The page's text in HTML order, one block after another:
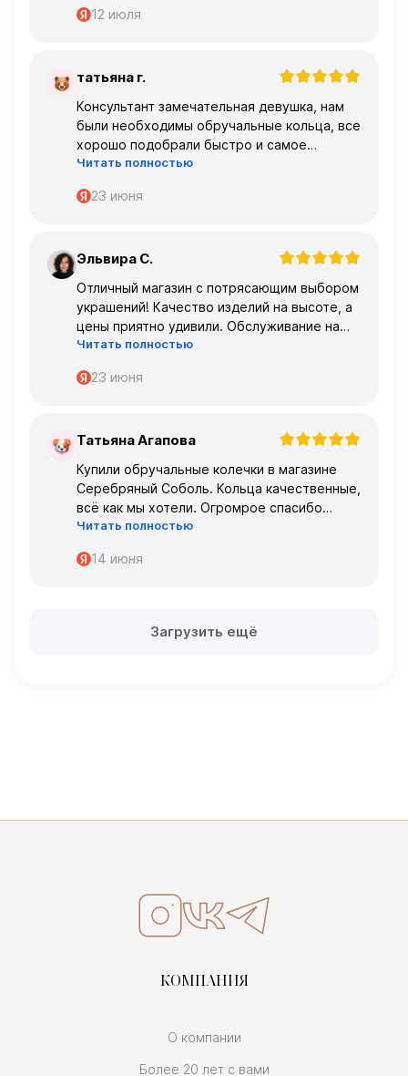
12 июля
Т татьяна г.
Консультант замечательная девушка, нам
были необходимы обручальные кольца, все
хорошо подобрали быстро и самое
главное, что все подошло по размеру с
Читать полностью
23 июня
Э Эльвира С.
Отличный магазин с потрясающим выбором
украшений! Качество изделий на высоте, а
цены приятно удивили. Обслуживание на
высшем уровне – консультанты очень
Читать полностью
23 июня
Т Татьяна Агапова
Купили обручальные колечки в магазине
Серебряный Соболь. Кольца качественные,
всё как мы хотели. Огромрое спасибо
персоналу за работу с нами!
Читать полностью
14 июня
Загрузить ещё
КОМПАНИЯ
О компании
Более 20 лет с вами